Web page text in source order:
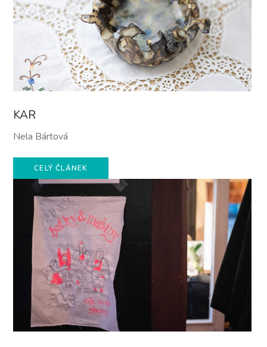
KAR
Nela Bártová
CELÝ ČLÁNEK